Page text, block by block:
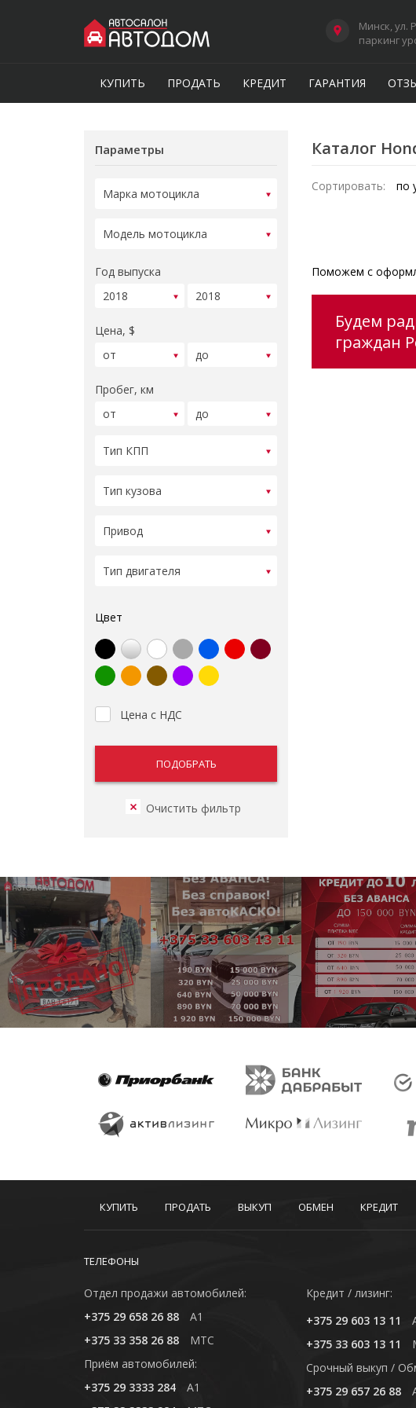
Минск, ул.
паркинг
КУПИТЬ ПРОДАТЬ КРЕДИТ ГАРАНТИЯ
Параметры
Год выпуска
Цена, $
Пробег, км
Цвет
Цена с НДС
Каталог
Сортировать:
Поможем с
Будем
граждан
КУПИТЬ ПРОДАТЬ ВЫКУП ОБМЕН КРЕДИТ
ТЕЛЕФОНЫ
Отдел продажи автомобилей:
+375 29 658 26 88
A1
+375 33 358 26 88
MTC
Приём автомобилей:
+375 29 3333 284
A1
Кредит / лизинг:
+375 29 603 13 11
+375 33 603 13 11
Cрочный выкуп /
+375 29 657 26 88